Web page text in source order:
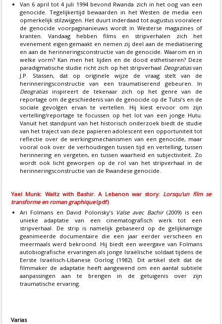
Van 6 april tot 4 juli 1994 bevond Rwanda zich in het oog van een
genocide. Tegelijkertijd bewaarden in het Westen de media een
opmerkelijk stilzwijgen. Het duurt inderdaad tot augustus vooraleer
de genocide voorpaginanieuws wordt in Westerse magazines of
kranten. Vandaag hebben films en stripverhalen zich het
evenement eigen gemaakt en nemen zij deel aan de mediatisering
en aan de herinneringsconstructie van de genocide. Waarom en in
welke vorm? Kan men het lijden en de dood esthetiseren? Deze
paradigmatische studie richt zich op het stripverhaal Deogratiasvan
J.P. Stassen, dat op originele wijze de vraag stelt van de
herinneringsconstructie van een traumatiserend gebeuren. In
Deogratias inspireert de tekenaar zich op het genre van de
reportage om de geschiedenis van de genocide op de Tutsi‘s en de
sociale gevolgen ervan te vertellen. Hij kiest ervoor om zijn
vertelling/reportage te focussen op het lot van een jonge Hutu.
Vanuit het standpunt van het historisch onderzoek biedt de studie
van het traject van deze papieren adolescent een opportuniteit tot
reflectie over de werkingsmechanismen van een genocide, maar
vooral ook over de verhoudingen tussen tijd en vertelling, tussen
herinnering en vergeten, en tussen waarheid en subjectiviteit. Zo
wordt ook licht geworpen op de rol van het stripverhaal in de
herinneringsconstructie van de Rwandese genocide.
Yael Munk: Waltz with Bashir. A Lebanon war story: Lorsqu'un film se
transforme en roman graphique(pdf)
Ari Folmans en David Polonsky’s Valse avec Bachir(2009) is een
unieke adaptatie van een cinematografisch werk tot een
stripverhaal. De strip is namelijk gebaseerd op de gelijknamige
geanimeerde documentaire die een jaar eerder verscheen en
meermaals werd bekroond. Hij biedt een weergave van Folmans
autobiografische ervaringen als jonge Israëlische soldaat tijdens de
Eerste Israëlisch-Libanese Oorlog (1982). Dit artikel stelt dat de
filmmaker de adaptatie heeft aangewend om een aantal subtiele
aanpassingen aan te brengen in de getuigenis over zijn
traumatische ervaring.
Varias